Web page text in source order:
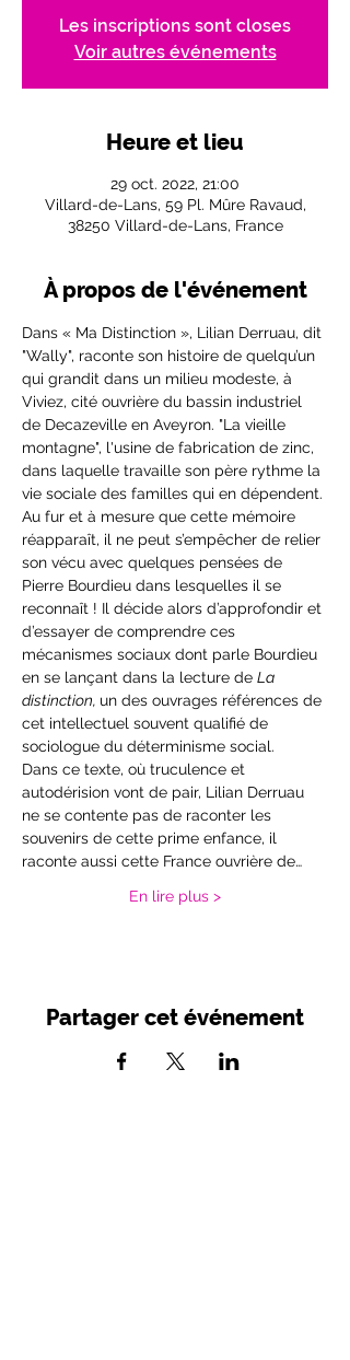
Les inscriptions sont closes
Voir autres événements
Heure et lieu
29 oct. 2022, 21:00
Villard-de-Lans, 59 Pl. Mûre Ravaud,
38250 Villard-de-Lans, France
À propos de l'événement
Dans « Ma Distinction », Lilian Derruau, dit
"Wally", raconte son histoire de quelqu’un
qui grandit dans un milieu modeste, à
Viviez, cité ouvrière du bassin industriel
de Decazeville en Aveyron. "La vieille
montagne", l'usine de fabrication de zinc,
dans laquelle travaille son père rythme la
vie sociale des familles qui en dépendent.
Au fur et à mesure que cette mémoire
réapparaît, il ne peut s’empêcher de relier
son vécu avec quelques pensées de
Pierre Bourdieu dans lesquelles il se
reconnaît ! Il décide alors d’approfondir et
d’essayer de comprendre ces
mécanismes sociaux dont parle Bourdieu
en se lançant dans la lecture de La
distinction, un des ouvrages références de
cet intellectuel souvent qualifié de
sociologue du déterminisme social.
Dans ce texte, où truculence et
autodérision vont de pair, Lilian Derruau
ne se contente pas de raconter les
souvenirs de cette prime enfance, il
raconte aussi cette France ouvrière de…
En lire plus >
Partager cet événement